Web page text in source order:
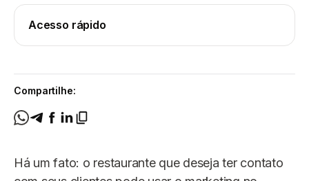
Acesso rápido
Compartilhe:
Há um fato: o restaurante que deseja ter contato